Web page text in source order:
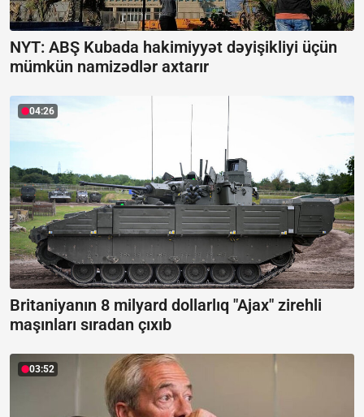
NYT: ABŞ Kubada hakimiyyət dəyişikliyi üçün
mümkün namizədlər axtarır
04:26
Britaniyanın 8 milyard dollarlıq "Ajax" zirehli
maşınları sıradan çıxıb
03:52